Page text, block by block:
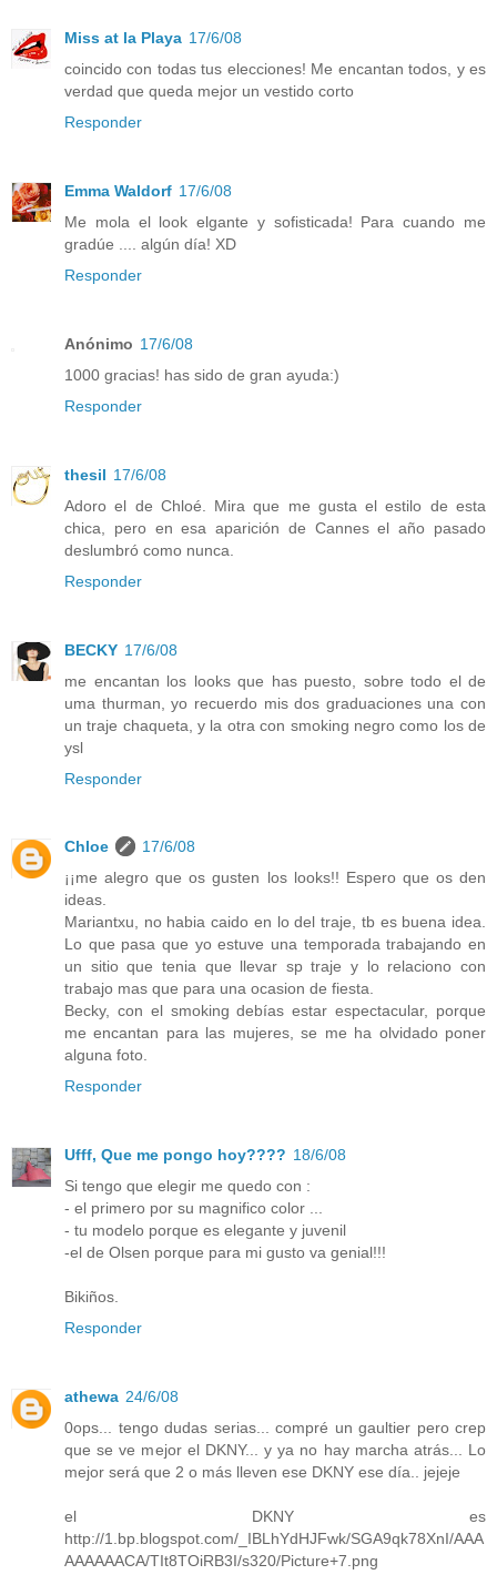
Miss at la Playa 17/6/08
coincido con todas tus elecciones! Me encantan todos, y es
verdad que queda mejor un vestido corto
Responder
Emma Waldorf 17/6/08
Me mola el look elgante y sofisticada! Para cuando me
gradúe .... algún día! XD
Responder
Anónimo 17/6/08
1000 gracias! has sido de gran ayuda:)
Responder
thesil 17/6/08
Adoro el de Chloé. Mira que me gusta el estilo de esta
chica, pero en esa aparición de Cannes el año pasado
deslumbró como nunca.
Responder
BECKY 17/6/08
me encantan los looks que has puesto, sobre todo el de
uma thurman, yo recuerdo mis dos graduaciones una con
un traje chaqueta, y la otra con smoking negro como los de
ysl
Responder
Chloe
17/6/08
¡¡me alegro que os gusten los looks!! Espero que os den
ideas.
Mariantxu, no habia caido en lo del traje, tb es buena idea.
Lo que pasa que yo estuve una temporada trabajando en
un sitio que tenia que llevar sp traje y lo relaciono con
trabajo mas que para una ocasion de fiesta.
Becky, con el smoking debías estar espectacular, porque
me encantan para las mujeres, se me ha olvidado poner
alguna foto.
Responder
Ufff, Que me pongo hoy???? 18/6/08
Si tengo que elegir me quedo con :
- el primero por su magnifico color ...
- tu modelo porque es elegante y juvenil
-el de Olsen porque para mi gusto va genial!!!
Bikiños.
Responder
athewa 24/6/08
0ops... tengo dudas serias... compré un gaultier pero crep
que se ve mejor el DKNY... y ya no hay marcha atrás... Lo
mejor será que 2 o más lleven ese DKNY ese día.. jejeje
el DKNY es
http://1.bp.blogspot.com/_IBLhYdHJFwk/SGA9qk78XnI/AAA
AAAAAACA/TIt8TOiRB3I/s320/Picture+7.png